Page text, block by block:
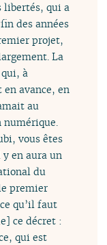
libertés, qui a
des années
projet,
La
à
avance, en
au
numérique.
vous êtes
en aura un
du
premier
qu’il faut
ce décret :
qui est